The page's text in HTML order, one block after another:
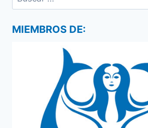
MIEMBROS DE: